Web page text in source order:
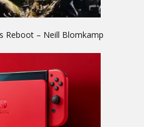
Reboot – Neill Blomkamp